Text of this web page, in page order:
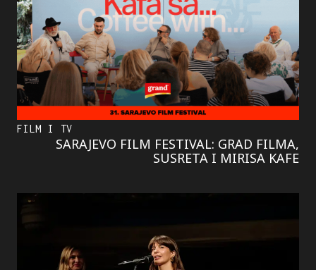
FILM I TV
SARAJEVO FILM FESTIVAL: GRAD FILMA,
SUSRETA I MIRISA KAFE